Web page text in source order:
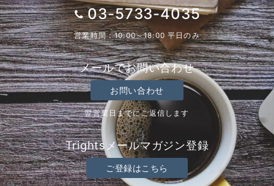
03-5733-4035
営業時間：10:00～18:00 平日のみ
メールでお問い合わせ
お問い合わせ
翌営業日までにご返信します
Trightsメールマガジン登録
ご登録はこちら